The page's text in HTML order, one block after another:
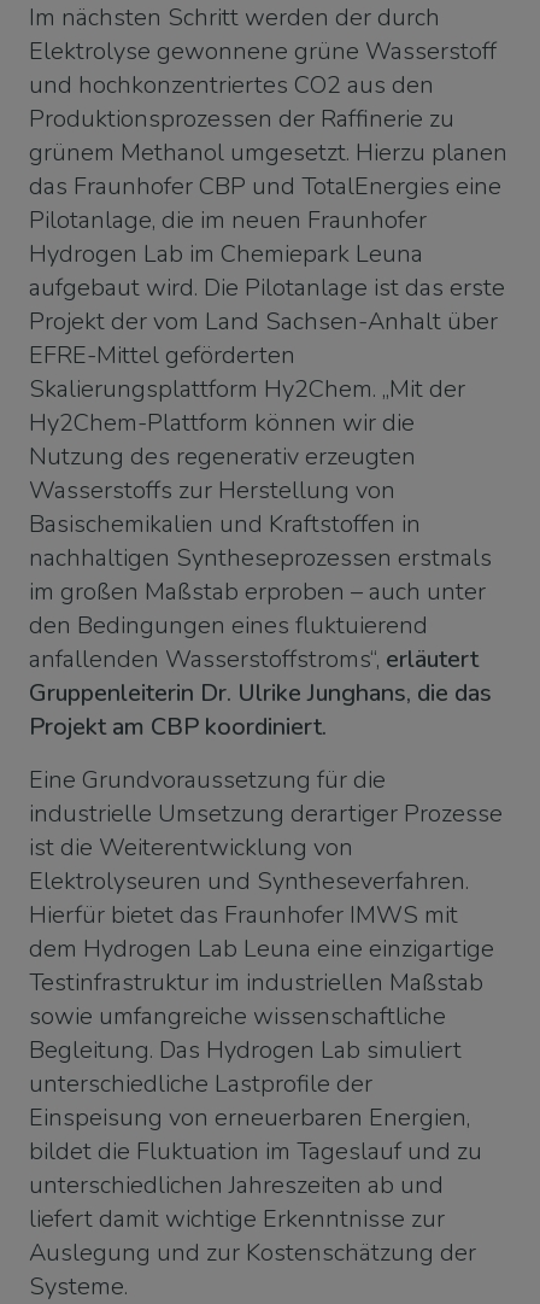
Im nächsten Schritt werden der durch
Elektrolyse gewonnene grüne Wasserstoff
und hochkonzentriertes CO2 aus den
Produktionsprozessen der Raffinerie zu
grünem Methanol umgesetzt. Hierzu planen
das Fraunhofer CBP und TotalEnergies eine
Pilotanlage, die im neuen Fraunhofer
Hydrogen Lab im Chemiepark Leuna
aufgebaut wird. Die Pilotanlage ist das erste
Projekt der vom Land Sachsen-Anhalt über
EFRE-Mittel geförderten
Skalierungsplattform Hy2Chem. „Mit der
Hy2Chem-Plattform können wir die
Nutzung des regenerativ erzeugten
Wasserstoffs zur Herstellung von
Basischemikalien und Kraftstoffen in
nachhaltigen Syntheseprozessen erstmals
im großen Maßstab erproben – auch unter
den Bedingungen eines fluktuierend
anfallenden Wasserstoffstroms“, erläutert
Gruppenleiterin Dr. Ulrike Junghans, die das
Projekt am CBP koordiniert.
Eine Grundvoraussetzung für die
industrielle Umsetzung derartiger Prozesse
ist die Weiterentwicklung von
Elektrolyseuren und Syntheseverfahren.
Hierfür bietet das Fraunhofer IMWS mit
dem Hydrogen Lab Leuna eine einzigartige
Testinfrastruktur im industriellen Maßstab
sowie umfangreiche wissenschaftliche
Begleitung. Das Hydrogen Lab simuliert
unterschiedliche Lastprofile der
Einspeisung von erneuerbaren Energien,
bildet die Fluktuation im Tageslauf und zu
unterschiedlichen Jahreszeiten ab und
liefert damit wichtige Erkenntnisse zur
Auslegung und zur Kostenschätzung der
Systeme.